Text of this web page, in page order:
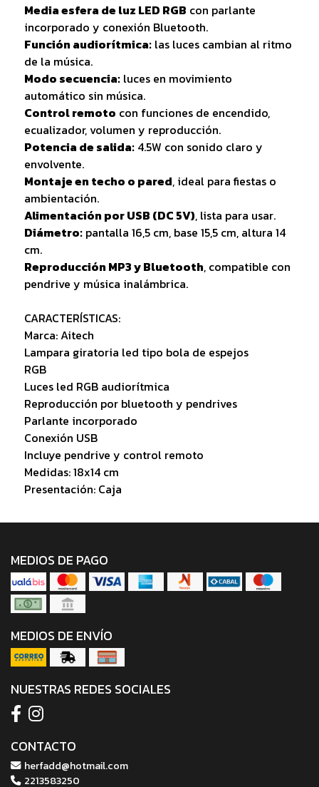
Media esfera de luz LED RGB con parlante
incorporado y conexión Bluetooth.
Función audiorítmica:las luces cambian al ritmo
de la música.
Modo secuencia:luces en movimiento
automático sin música.
Control remoto con funciones de encendido,
ecualizador, volumen y reproducción.
Potencia de salida:4.5W con sonido claro y
envolvente.
Montaje en techo o pared, ideal para fiestas o
ambientación.
Alimentación por USB (DC 5V), lista para usar.
Diámetro:pantalla 16,5 cm, base 15,5 cm, altura 14
cm.
Reproducción MP3 y Bluetooth, compatible con
pendrive y música inalámbrica.
CARACTERÍSTICAS:
Marca: Aitech
Lampara giratoria led tipo bola de espejos
RGB
Luces led RGB audiorítmica
Reproducción por bluetooth y pendrives
Parlante incorporado
Conexión USB
Incluye pendrive y control remoto
Medidas: 18x14 cm
Presentación: Caja
MEDIOS DE PAGO
MEDIOS DE ENVÍO
NUESTRAS REDES SOCIALES
CONTACTO
herfadd@hotmail.com
2213583250